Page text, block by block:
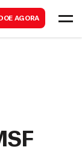
DOE AGORA